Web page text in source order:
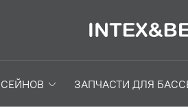
ЗАПЧАСТИ ДЛЯ